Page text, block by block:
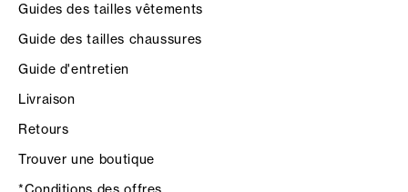
Guides des tailles vêtements
Guide des tailles chaussures
Guide d'entretien
Livraison
Retours
Trouver une boutique